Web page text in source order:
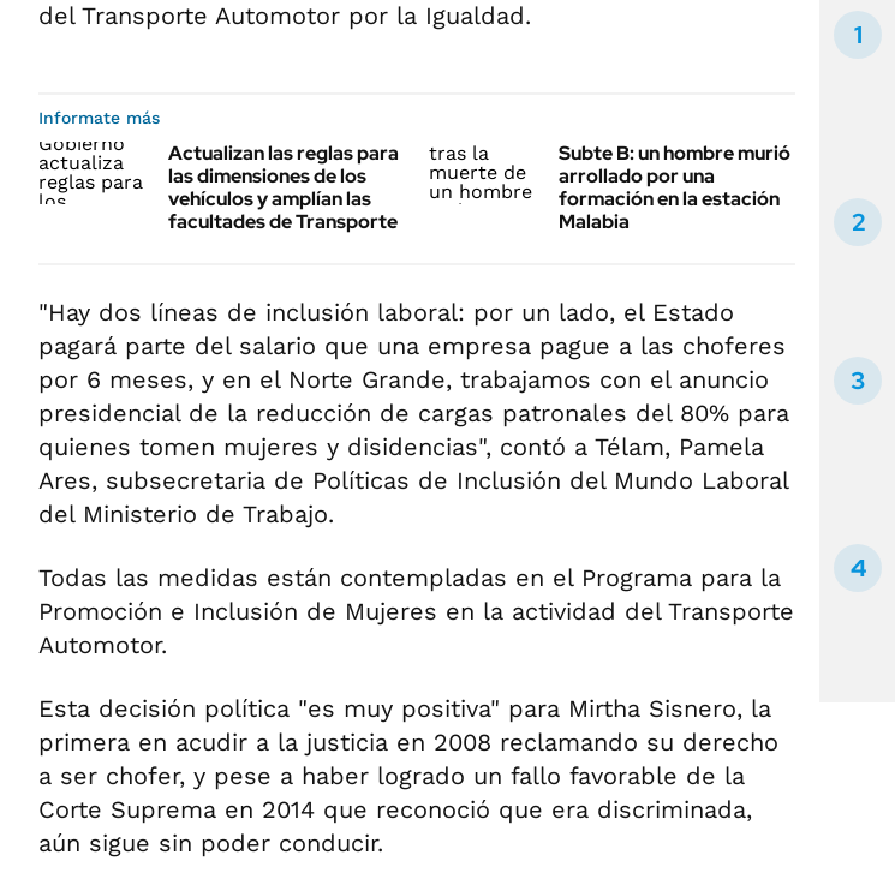
del Transporte Automotor por la Igualdad.
Informate más
Actualizan las reglas para
las dimensiones de los
vehículos y amplían las
facultades de Transporte
Subte B: un hombre murió
arrollado por una
formación en la estación
Malabia
"Hay dos líneas de inclusión laboral: por un lado, el Estado
pagará parte del salario que una empresa pague a las choferes
por 6 meses, y en el Norte Grande, trabajamos con el anuncio
presidencial de la reducción de cargas patronales del 80% para
quienes tomen mujeres y disidencias", contó a Télam, Pamela
Ares, subsecretaria de Políticas de Inclusión del Mundo Laboral
del Ministerio de Trabajo.
Todas las medidas están contempladas en el Programa para la
Promoción e Inclusión de Mujeres en la actividad del Transporte
Automotor.
Esta decisión política "es muy positiva" para Mirtha Sisnero, la
primera en acudir a la justicia en 2008 reclamando su derecho
a ser chofer, y pese a haber logrado un fallo favorable de la
Corte Suprema en 2014 que reconoció que era discriminada,
aún sigue sin poder conducir.